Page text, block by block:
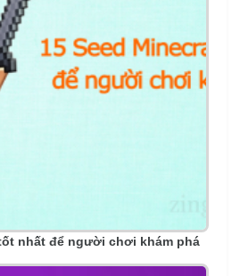
nhất để người chơi khám phá